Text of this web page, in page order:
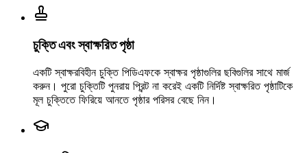
চুক্তি এবং স্বাক্ষরিত পৃষ্ঠা
একটি স্বাক্ষরবিহীন চুক্তি পিডিএফকে স্বাক্ষর পৃষ্ঠাগুলির ছবিগুলির সাথে মার্জ
করুন। পুরো চুক্তিটি পুনরায় প্রিন্ট না করেই একটি নির্দিষ্ট স্বাক্ষরিত পৃষ্ঠাটিকে
মূল চুক্তিতে ফিরিয়ে আনতে পৃষ্ঠার পরিসর বেছে নিন।